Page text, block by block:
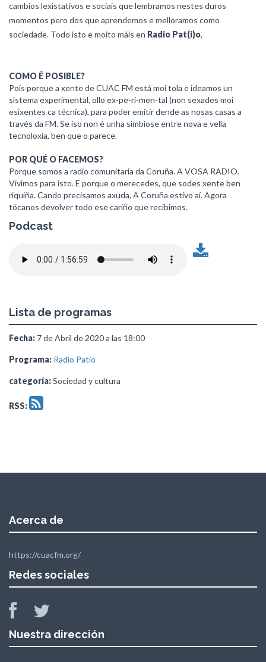
cambios lexistativos e sociais que lembramos nestes duros
momentos pero dos que aprendemos e melloramos como
sociedade. Todo isto e moito máis en Radio Pat(i)o,
COMO É POSIBLE?
Pois porque a xente de CUAC FM está moi tola e ideamos un
sistema experimental, ollo ex-pe-ri-men-tal (non sexades moi
esixentes ca técnica), para poder emitir dende as nosas casas a
través da FM. Se iso non é unha simbiose entre nova e vella
tecnoloxía, ben que o parece.
POR QUÉ O FACEMOS?
Porque somos a radio comunitaria da Coruña. A VOSA RADIO.
Vivimos para isto. E porque o merecedes, que sodes xente ben
riquiña. Cando precisamos axuda, A Coruña estivo aí. Agora
tócanos devolver todo ese cariño que recibimos.
Podcast
Lista de programas
Fecha: 7 de Abril de 2020 a las 18:00
Programa: Radio Patio
categoría:Sociedad y cultura
RSS:
Acerca de
https://cuacfm.org/
Redes sociales
Nuestra dirección